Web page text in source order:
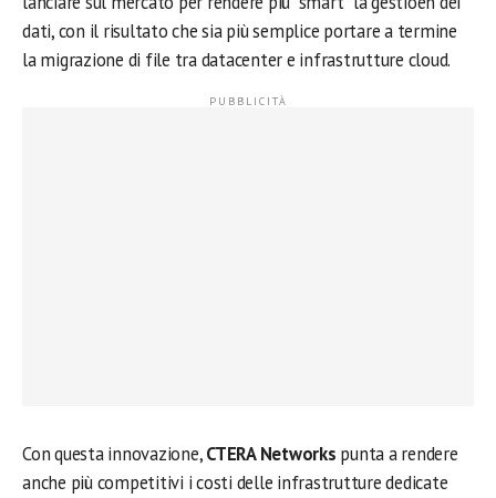
dati, con il risultato che sia più semplice portare a termine
la migrazione di file tra datacenter e infrastrutture cloud.
Con questa innovazione,CTERA Networks punta a rendere
anche più competitivi i costi delle infrastrutture dedicate